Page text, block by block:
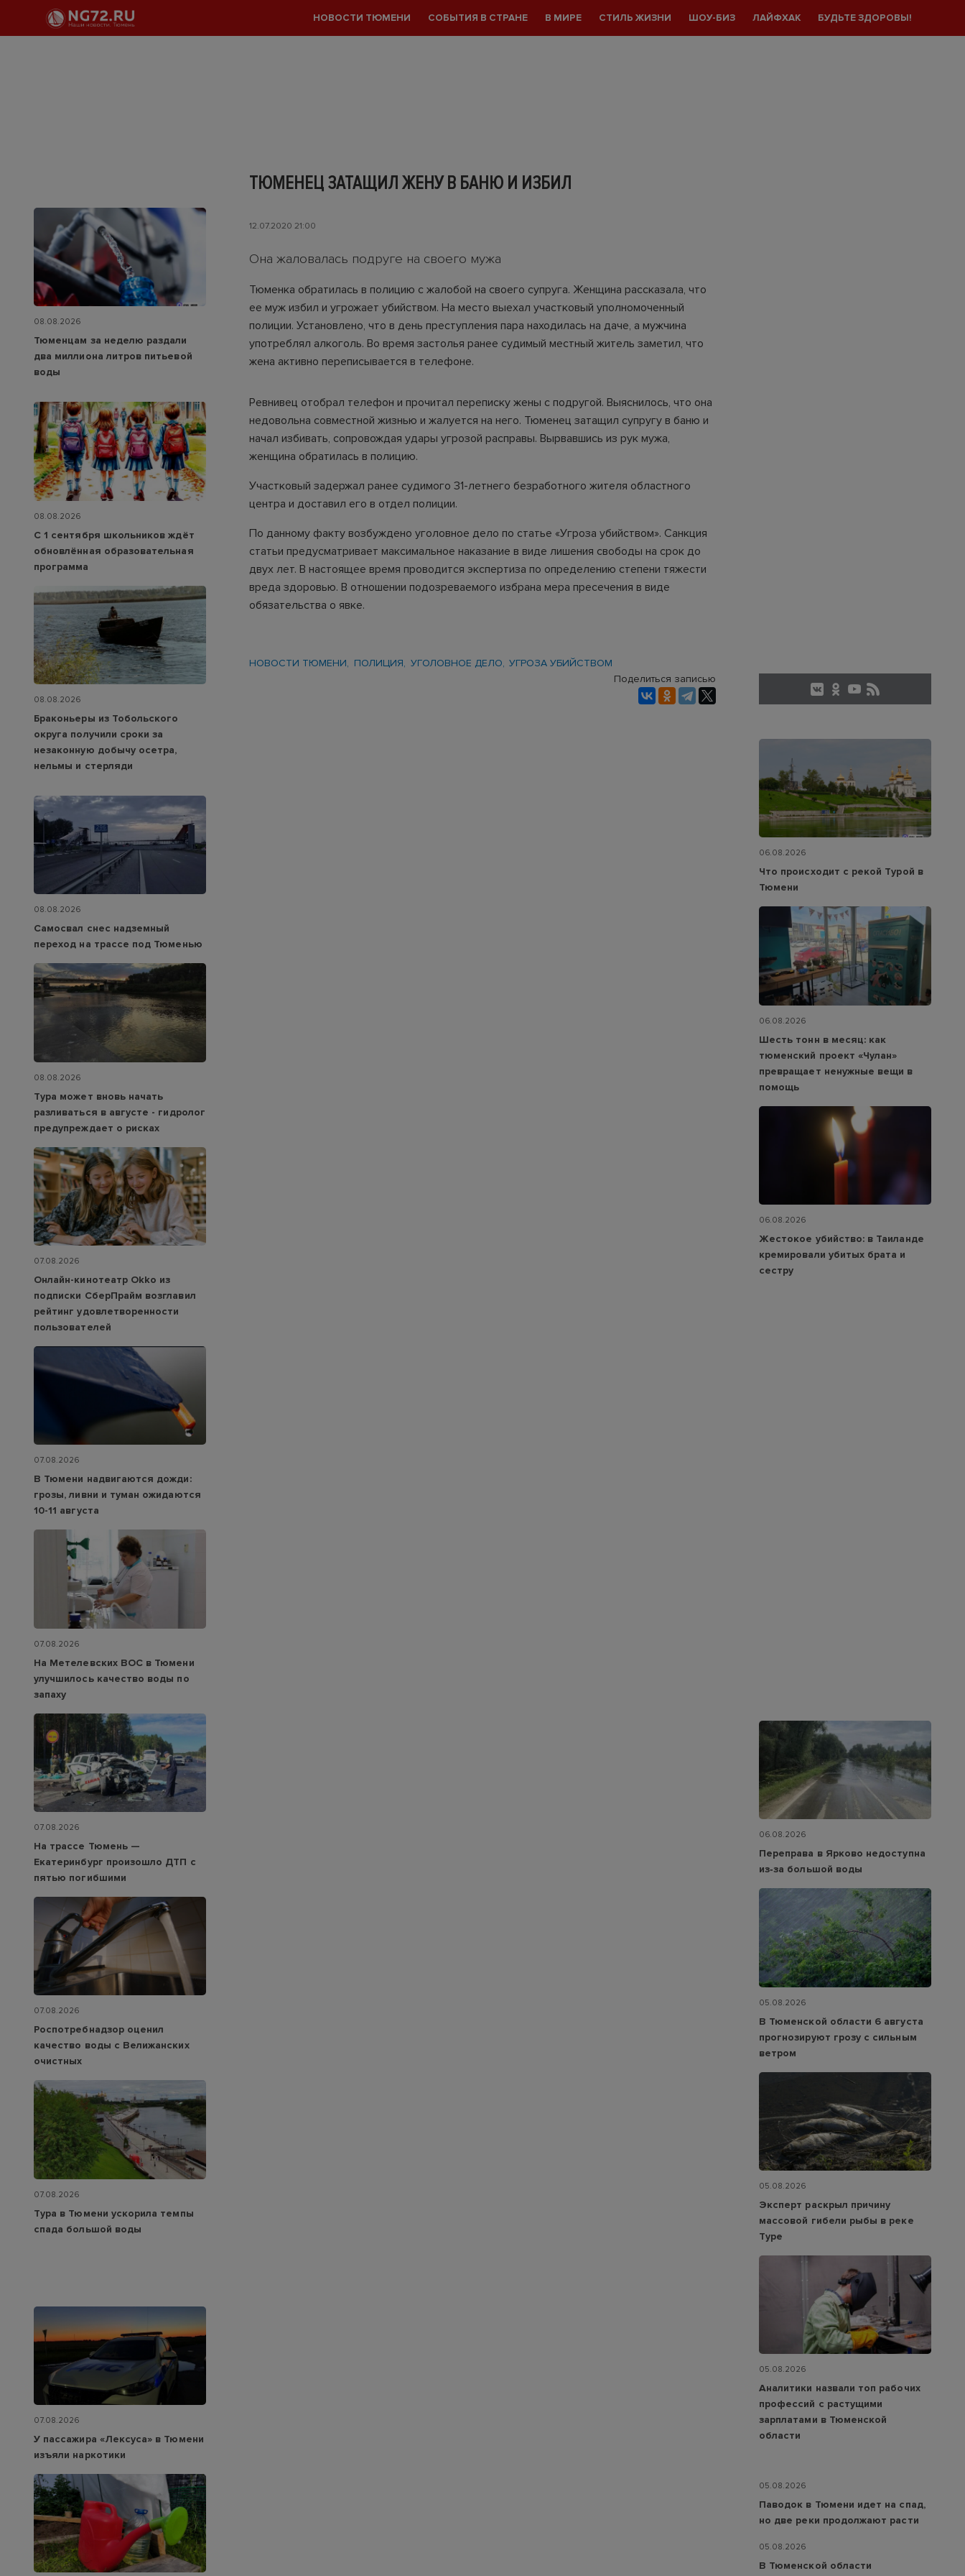
НОВОСТИ ТЮМЕНИ СОБЫТИЯ В СТРАНЕ В МИРЕ СТИЛЬ ЖИЗНИ ШОУ-БИЗ ЛАЙФХАК БУДЬТЕ ЗДОРОВЫ!
ТЮМЕНЕЦ ЗАТАЩИЛ ЖЕНУ В БАНЮ И ИЗБИЛ
12.07.2020 21:00
Она жаловалась подруге на своего мужа
Тюменка обратилась в полицию с жалобой на своего супруга. Женщина рассказала, что
ее муж избил и угрожает убийством. На место выехал участковый уполномоченный
полиции. Установлено, что в день преступления пара находилась на даче, а мужчина
употреблял алкоголь. Во время застолья ранее судимый местный житель заметил, что
жена активно переписывается в телефоне.
Ревнивец отобрал телефон и прочитал переписку жены с подругой. Выяснилось, что она
недовольна совместной жизнью и жалуется на него. Тюменец затащил супругу в баню и
начал избивать, сопровождая удары угрозой расправы. Вырвавшись из рук мужа,
женщина обратилась в полицию.
Участковый задержал ранее судимого 31-летнего безработного жителя областного
центра и доставил его в отдел полиции.
По данному факту возбуждено уголовное дело по статье «Угроза убийством». Санкция
статьи предусматривает максимальное наказание в виде лишения свободы на срок до
двух лет. В настоящее время проводится экспертиза по определению степени тяжести
вреда здоровью. В отношении подозреваемого избрана мера пресечения в виде
обязательства о явке.
НОВОСТИ ТЮМЕНИ ПОЛИЦИЯ УГОЛОВНОЕ ДЕЛО
УГРОЗА УБИЙСТВОМ
Поделиться записью
08.08.2026
Тюменцам за неделю раздали
два миллиона литров питьевой
воды
08.08.2026
С 1 сентября школьников ждёт
обновлённая образовательная
программа
08.08.2026
Браконьеры из Тобольского
округа получили сроки за
незаконную добычу осетра,
нельмы и стерляди
08.08.2026
Самосвал снес надземный
переход на трассе под Тюменью
08.08.2026
Тура может вновь начать
разливаться в августе - гидролог
предупреждает о рисках
07.08.2026
Онлайн-кинотеатр Okko из
подписки СберПрайм возглавил
рейтинг удовлетворенности
пользователей
07.08.2026
В Тюмени надвигаются дожди:
грозы, ливни и туман ожидаются
10-11 августа
07.08.2026
На Метелевских ВОС в Тюмени
улучшилось качество воды по
запаху
07.08.2026
На трассе Тюмень —
Екатеринбург произошло ДТП с
пятью погибшими
07.08.2026
Роспотребнадзор оценил
качество воды с Велижанских
очистных
07.08.2026
Тура в Тюмени ускорила темпы
спада большой воды
07.08.2026
У пассажира «Лексуса» в Тюмени
изъяли наркотики
06.08.2026
Что происходит с рекой Турой в
Тюмени
06.08.2026
Шесть тонн в месяц: как
тюменский проект «Чулан»
превращает ненужные вещи в
помощь
06.08.2026
Жестокое убийство: в Таиланде
кремировали убитых брата и
сестру
06.08.2026
Переправа в Ярково недоступна
из‑за большой воды
05.08.2026
В Тюменской области 6 августа
прогнозируют грозу с сильным
ветром
05.08.2026
Эксперт раскрыл причину
массовой гибели рыбы в реке
Туре
05.08.2026
Аналитики назвали топ рабочих
профессий с растущими
зарплатами в Тюменской
области
05.08.2026
Паводок в Тюмени идет на спад,
но две реки продолжают расти
05.08.2026
В Тюменской области